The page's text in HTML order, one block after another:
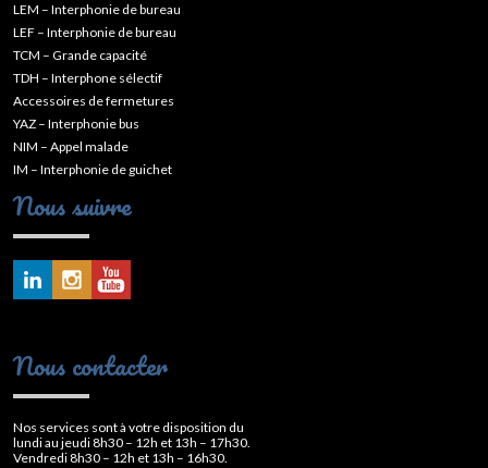
LEM – Interphonie de bureau
LEF – Interphonie de bureau
TCM – Grande capacité
TDH – Interphone sélectif
Accessoires de fermetures
YAZ – Interphonie bus
NIM – Appel malade
IM – Interphonie de guichet
Nous suivre
Nous contacter
Nos services sont à votre disposition du
lundi au jeudi 8h30 – 12h et 13h – 17h30.
Vendredi 8h30 – 12h et 13h – 16h30.